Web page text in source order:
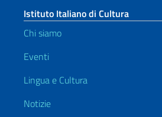
Istituto Italiano di Cultura
Chi siamo
Eventi
Lingua e Cultura
Notizie